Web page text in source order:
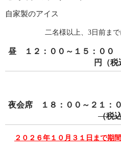
自家製のアイス
二名様以上、3日前まで
昼 １２：００～１５：
円（税
夜会席 １８：００～２１：
（税
２０２６年１０月３１日まで期